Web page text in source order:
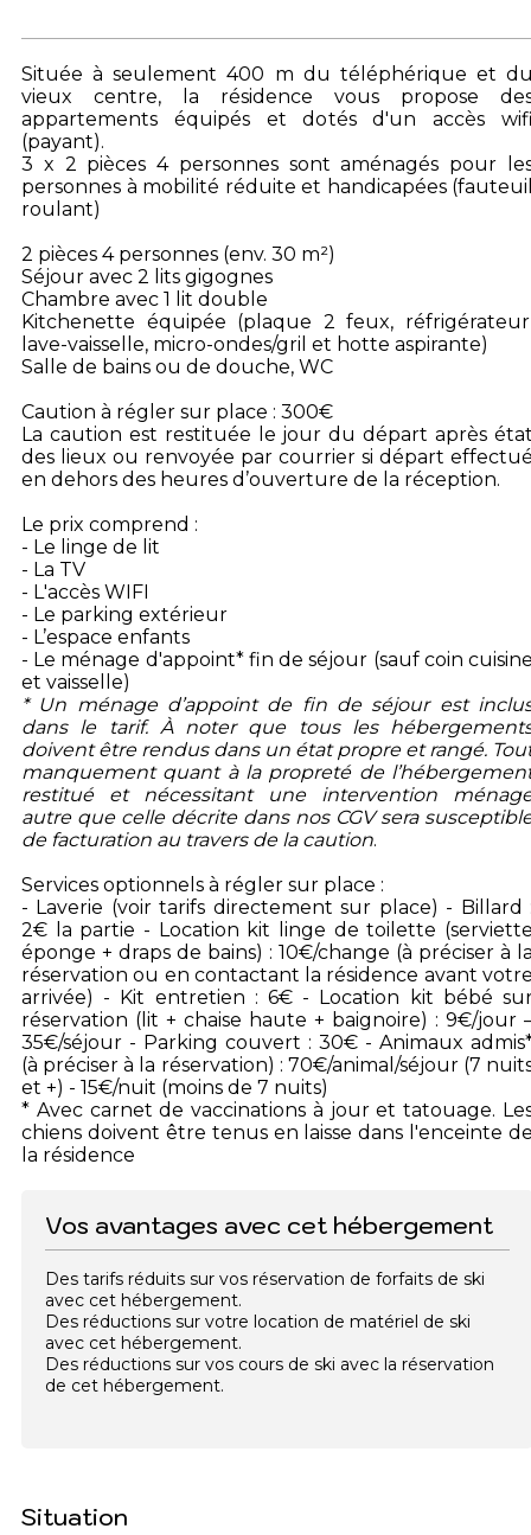
Située à seulement 400 m du téléphérique et
vieux centre, la résidence vous propose
appartements équipés et dotés d'un accès
(payant).
3 x 2 pièces 4 personnes sont aménagés pour
personnes à mobilité réduite et handicapées
roulant)
2 pièces 4 personnes (env. 30 m²)
Séjour avec 2 lits gigognes
Chambre avec 1 lit double
Kitchenette équipée (plaque 2 feux,
lave-vaisselle, micro-ondes/gril et hotte aspirante)
Salle de bains ou de douche, WC
Caution à régler sur place : 300€
La caution est restituée le jour du départ après
des lieux ou renvoyée par courrier si départ
en dehors des heures d’ouverture de la réception.
Le prix comprend :
- Le linge de lit
- La TV
- L'accès WIFI
- Le parking extérieur
- L’espace enfants
- Le ménage d'appoint* fin de séjour (sauf coin
et vaisselle)
* Un ménage d’appoint de fin de séjour est
dans le tarif. À noter que tous les
doivent être rendus dans un état propre et rangé.
manquement quant à la propreté de
restitué et nécessitant une intervention
autre que celle décrite dans nos CGV sera
de facturation au travers de la caution.
Services optionnels à régler sur place :
- Laverie (voir tarifs directement sur place) - Billard
2€ la partie - Location kit linge de toilette
éponge + draps de bains) : 10€/change (à préciser à
réservation ou en contactant la résidence avant
arrivée) - Kit entretien : 6€ - Location kit bébé
réservation (lit + chaise haute + baignoire) : 9€/jour
35€/séjour - Parking couvert : 30€ - Animaux
(à préciser à la réservation) : 70€/animal/séjour (7
et +) - 15€/nuit (moins de 7 nuits)
* Avec carnet de vaccinations à jour et tatouage.
chiens doivent être tenus en laisse dans l'enceinte
la résidence
Vos avantages avec cet hébergement
Des tarifs réduits sur vos réservation de forfaits de ski
avec cet hébergement.
Des réductions sur votre location de matériel de ski
avec cet hébergement.
Des réductions sur vos cours de ski avec la réservation
de cet hébergement.
Situation